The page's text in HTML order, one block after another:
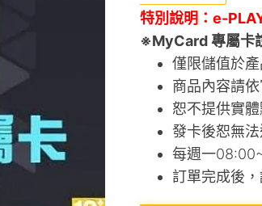
特別說明：e-
※MyCard 專屬卡
僅限儲值於
商品內容請
恕不提供實
發卡後恕無
每週一
訂單完成後